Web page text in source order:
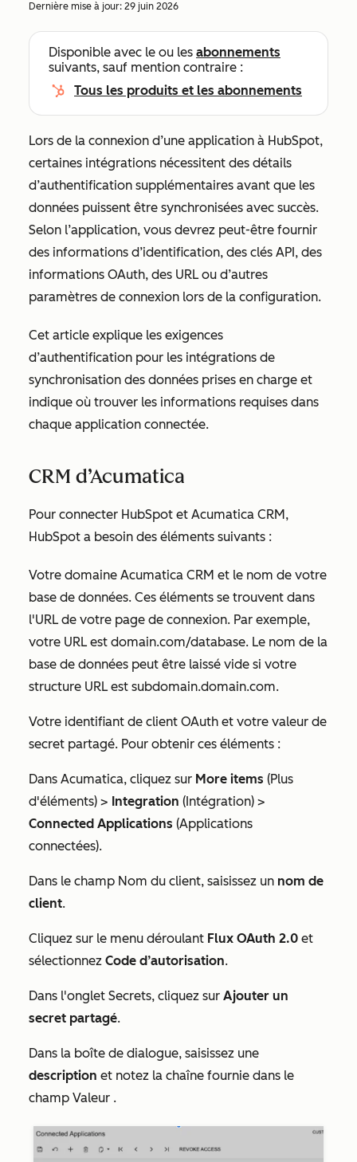
Dernière mise à jour: 29 juin 2026
Disponible avec le ou les abonnements
suivants, sauf mention contraire :
Tous les produits et les abonnements
Lors de la connexion d’une application à HubSpot,
certaines intégrations nécessitent des détails
d’authentification supplémentaires avant que les
données puissent être synchronisées avec succès.
Selon l’application, vous devrez peut-être fournir
des informations d’identification, des clés API, des
informations OAuth, des URL ou d’autres
paramètres de connexion lors de la configuration.
Cet article explique les exigences
d’authentification pour les intégrations de
synchronisation des données prises en charge et
indique où trouver les informations requises dans
chaque application connectée.
CRM d’Acumatica
Pour connecter HubSpot et Acumatica CRM,
HubSpot a besoin des éléments suivants :
Votre domaine Acumatica CRM et le nom de votre
base de données. Ces éléments se trouvent dans
l'URL de votre page de connexion. Par exemple,
votre URL est domain.com/database. Le nom de la
base de données peut être laissé vide si votre
structure URL est subdomain.domain.com.
Votre identifiant de client OAuth et votre valeur de
secret partagé. Pour obtenir ces éléments :
Dans Acumatica, cliquez sur More items (Plus
d'éléments) > Integration (Intégration) >
Connected Applications (Applications
connectées).
Dans le champ Nom du client, saisissez un nom de
client.
Cliquez sur le menu déroulant Flux OAuth 2.0 et
sélectionnez Code d’autorisation.
Dans l'onglet Secrets, cliquez sur Ajouter un
secret partagé.
Dans la boîte de dialogue, saisissez une
description et notez la chaîne fournie dans le
champ Valeur .